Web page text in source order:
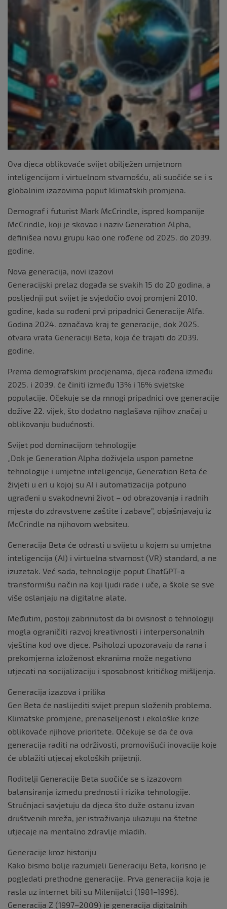
Ova djeca oblikovaće svijet obilježen umjetnom
inteligencijom i virtuelnom stvarnošću, ali suočiće se i s
globalnim izazovima poput klimatskih promjena.
Demograf i futurist Mark McCrindle, ispred kompanije
McCrindle, koji je skovao i naziv Generation Alpha,
definišea novu grupu kao one rođene od 2025. do 2039.
godine.
Nova generacija, novi izazovi
Generacijski prelaz događa se svakih 15 do 20 godina, a
posljednji put svijet je svjedočio ovoj promjeni 2010.
godine, kada su rođeni prvi pripadnici Generacije Alfa.
Godina 2024. označava kraj te generacije, dok 2025.
otvara vrata Generaciji Beta, koja će trajati do 2039.
godine.
Prema demografskim procjenama, djeca rođena između
2025. i 2039. će činiti između 13% i 16% svjetske
populacije. Očekuje se da mnogi pripadnici ove generacije
dožive 22. vijek, što dodatno naglašava njihov značaj u
oblikovanju budućnosti.
Svijet pod dominacijom tehnologije
„Dok je Generation Alpha doživjela uspon pametne
tehnologije i umjetne inteligencije, Generation Beta će
živjeti u eri u kojoj su AI i automatizacija potpuno
ugrađeni u svakodnevni život – od obrazovanja i radnih
mjesta do zdravstvene zaštite i zabave”, objašnjavaju iz
McCrindle na njihovom websiteu.
Generacija Beta će odrasti u svijetu u kojem su umjetna
inteligencija (AI) i virtuelna stvarnost (VR) standard, a ne
izuzetak. Već sada, tehnologije poput ChatGPT-a
transformišu način na koji ljudi rade i uče, a škole se sve
više oslanjaju na digitalne alate.
Međutim, postoji zabrinutost da bi ovisnost o tehnologiji
mogla ograničiti razvoj kreativnosti i interpersonalnih
vještina kod ove djece. Psiholozi upozoravaju da rana i
prekomjerna izloženost ekranima može negativno
utjecati na socijalizaciju i sposobnost kritičkog mišljenja.
Generacija izazova i prilika
Gen Beta će naslijediti svijet prepun složenih problema.
Klimatske promjene, prenaseljenost i ekološke krize
oblikovaće njihove prioritete. Očekuje se da će ova
generacija raditi na održivosti, promovišući inovacije koje
će ublažiti utjecaj ekoloških prijetnji.
Roditelji Generacije Beta suočiće se s izazovom
balansiranja između prednosti i rizika tehnologije.
Stručnjaci savjetuju da djeca što duže ostanu izvan
društvenih mreža, jer istraživanja ukazuju na štetne
utjecaje na mentalno zdravlje mladih.
Generacije kroz historiju
Kako bismo bolje razumjeli Generaciju Beta, korisno je
pogledati prethodne generacije. Prva generacija koja je
rasla uz internet bili su Milenijalci (1981–1996).
Generacija Z (1997–2009) je generacija digitalnih